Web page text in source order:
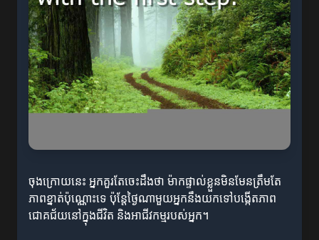
ចុងក្រោយនេះ អ្នកគួរតែចេះដឹងថា ម៉ាកផ្ទាល់ខ្លួនមិនមែនត្រឹមតែ
ភាពខ្នាត់ប៉ុណ្ណោះទេ ប៉ុន្តែថ្ងៃណាមួយអ្នកនឹងយកទៅបង្កើតភាព
ជោគជ័យនៅក្នុងជីវិត និងអាជីវកម្មរបស់អ្នក។